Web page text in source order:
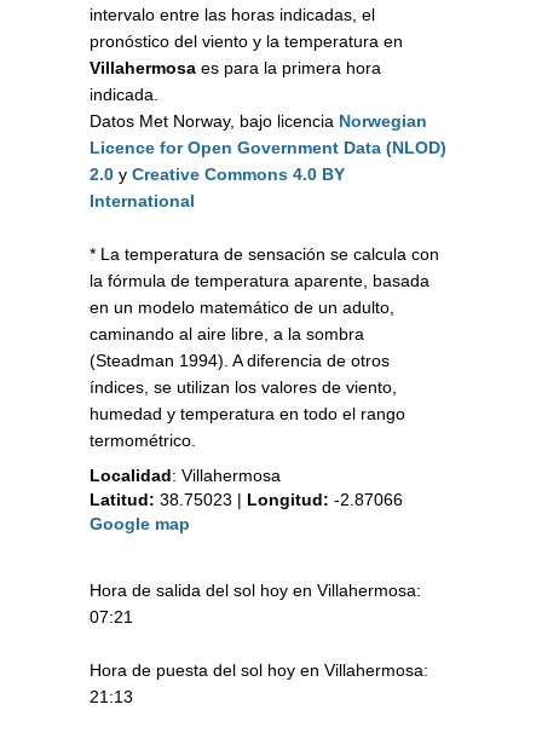
intervalo entre las horas indicadas, el
pronóstico del viento y la temperatura en
Villahermosa es para la primera hora
indicada.
Datos Met Norway, bajo licencia Norwegian
Licence for Open Government Data (NLOD)
2.0 y Creative Commons 4.0 BY
International
* La temperatura de sensación se calcula con
la fórmula de temperatura aparente, basada
en un modelo matemático de un adulto,
caminando al aire libre, a la sombra
(Steadman 1994). A diferencia de otros
índices, se utilizan los valores de viento,
humedad y temperatura en todo el rango
termométrico.
Localidad: Villahermosa
Latitud: 38.75023 | Longitud: -2.87066
Google map
Hora de salida del sol hoy en Villahermosa:
07:21
Hora de puesta del sol hoy en Villahermosa:
21:13